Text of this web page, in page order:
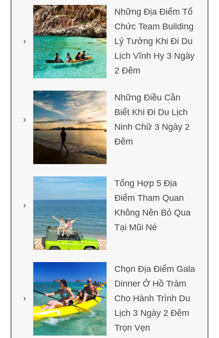
Những Địa Điểm Tổ
Chức Team Building
Lý Tưởng Khi Đi Du
Lịch Vĩnh Hy 3 Ngày
2 Đêm
Những Điều Cần
Biết Khi Đi Du Lịch
Ninh Chữ 3 Ngày 2
Đêm
Tổng Hợp 5 Địa
Điểm Tham Quan
Không Nên Bỏ Qua
Tại Mũi Né
Chọn Địa Điểm Gala
Dinner Ở Hồ Tràm
Cho Hành Trình Du
Lịch 3 Ngày 2 Đêm
Trọn Vẹn